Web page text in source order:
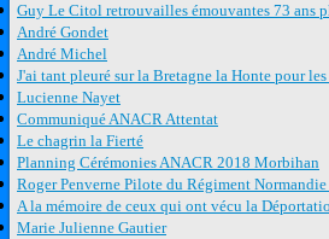
Guy Le Citol retrouvailles émouvantes 73 ans
André Gondet
André Michel
J'ai tant pleuré sur la Bretagne la Honte pour
Lucienne Nayet
Communiqué ANACR Attentat
Le chagrin la Fierté
Planning Cérémonies ANACR 2018 Morbihan
Roger Penverne Pilote du Régiment
A la mémoire de ceux qui ont vécu la
Marie Julienne Gautier